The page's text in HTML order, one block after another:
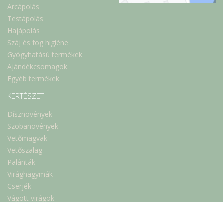
Arcápolás
Testápolás
Hajápolás
Száj és fog higiéne
Gyógyhatású termékek
Ajándékcsomagok
Egyéb termékek
KERTÉSZET
Dísznövények
Szobanövények
Vetőmagvak
Vetőszalag
Palánták
Virághagymák
Cserjék
Vágott virágok